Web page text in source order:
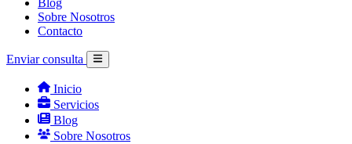
Blog
Sobre Nosotros
Contacto
Enviar consulta
Inicio
Servicios
Blog
Sobre Nosotros